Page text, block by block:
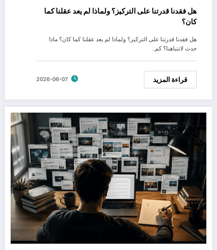
هل فقدنا قدرتنا على التركيز؟ ولماذا لم يعد عقلنا كما
كان؟
هل فقدنا قدرتنا على التركيز؟ ولماذا لم يعد عقلنا كما كان؟ ماذا
حدث لانتباهنا؟ كم…
قراءة المزيد 2026-06-07